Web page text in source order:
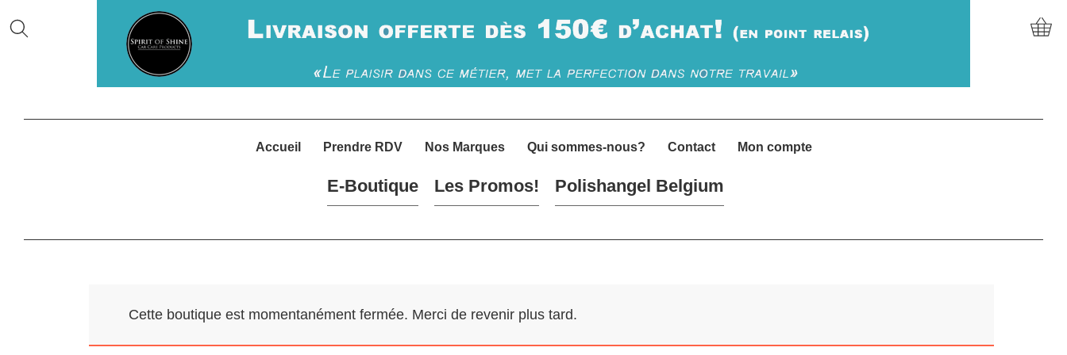
Accueil Prendre RDV Nos Marques Qui sommes-nous? Contact Mon compte
E-Boutique Les Promos! Polishangel Belgium
Cette boutique est momentanément fermée. Merci de revenir plus tard.